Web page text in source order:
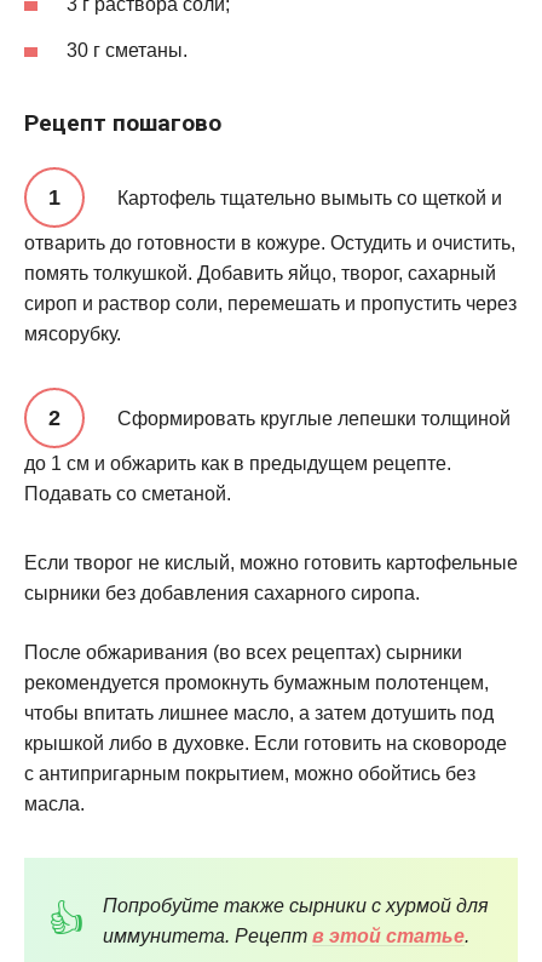
30 г сметаны.
Рецепт пошагово
Картофель тщательно вымыть со щеткой и
отварить до готовности в кожуре. Остудить и очистить,
помять толкушкой. Добавить яйцо, творог, сахарный
сироп и раствор соли, перемешать и пропустить через
мясорубку.
Сформировать круглые лепешки толщиной
до 1 см и обжарить как в предыдущем рецепте.
Подавать со сметаной.
Если творог не кислый, можно готовить картофельные
сырники без добавления сахарного сиропа.
После обжаривания (во всех рецептах) сырники
рекомендуется промокнуть бумажным полотенцем,
чтобы впитать лишнее масло, а затем дотушить под
крышкой либо в духовке. Если готовить на сковороде
с антипригарным покрытием, можно обойтись без
масла.
Попробуйте также сырники с хурмой для
иммунитета. Рецепт в этой статье.